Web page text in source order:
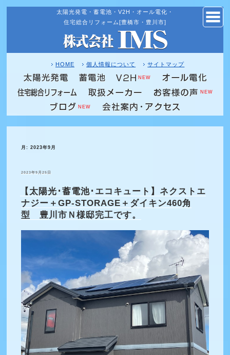
コ
ン
ン
ツ
へ
ス
キ
ッ
プ
太陽光発電・蓄電池・V2H・オール電化・
住宅総合リフォーム[豊橋市・豊川市]
HOME 個人情報について サイトマップ
NEW
NEW
NEW
月:2023年9月
投
2023年9月25日
【太陽光･蓄電池･エコキュート】ネクストエ
ナジー＋GP-STORAGE＋ダイキン460角
型 豊川市Ｎ様邸完工です。